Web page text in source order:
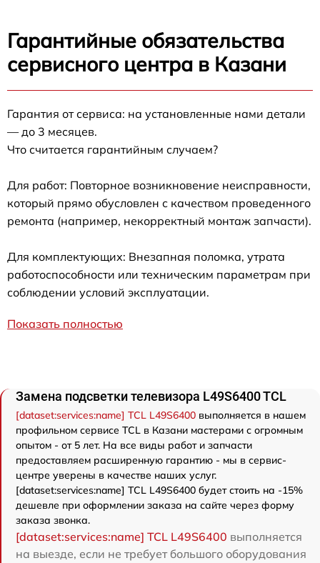
Гарантийные обязательства
сервисного центра в Казани
Гарантия от сервиса: на установленные нами детали
— до 3 месяцев.
Что считается гарантийным случаем?
Для работ: Повторное возникновение неисправности,
который прямо обусловлен с качеством проведенного
ремонта (например, некорректный монтаж запчасти).
Для комплектующих: Внезапная поломка, утрата
работоспособности или техническим параметрам при
соблюдении условий эксплуатации.
Показать полностью
Замена подсветки телевизора L49S6400 TCL
[dataset:services:name] TCL L49S6400 выполняется в нашем
профильном сервисе TCL в Казани мастерами с огромным
опытом - от 5 лет. На все виды работ и запчасти
предоставляем расширенную гарантию - мы в сервис-
центре уверены в качестве наших услуг.
[dataset:services:name] TCL L49S6400 будет стоить на -15%
дешевле при оформлении заказа на сайте через форму
заказа звонка.
[dataset:services:name] TCL L49S6400 выполняется
на выезде, если не требует большого оборудования